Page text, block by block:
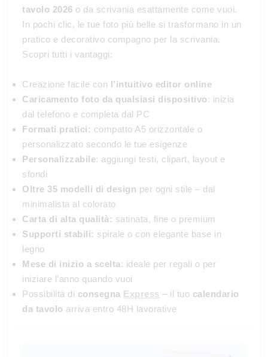
tavolo 2026 o da scrivania esattamente come vuoi.
In pochi clic, le tue foto più belle si trasformano in un
pratico e decorativo compagno per la scrivania.
Scopri tutti i vantaggi:
Creazione facile con l’intuitivo editor online
Caricamento foto da qualsiasi dispositivo: inizia
dal telefono e completa dal PC
Formati pratici: compatto A5 orizzontale o
personalizzato secondo le tue esigenze
Personalizzabile: aggiungi testi, clipart, layout e
sfondi
Oltre 35 modelli di design per ogni stile – dal
minimalista al colorato
Carta di alta qualità: satinata, fine o premium
Supporti stabili: spirale o con elegante base in
legno
Mese di inizio a scelta: ideale per regali o per
iniziare l’anno quando vuoi
Possibilità di consegna Express – il tuo calendario
da tavolo arriva entro 48H lavorative